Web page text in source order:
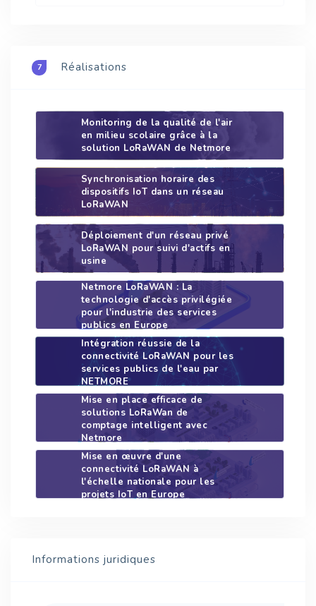
7 Réalisations
Monitoring de la qualité de l'air
en milieu scolaire grâce à la
solution LoRaWAN de Netmore
Synchronisation horaire des
dispositifs IoT dans un réseau
LoRaWAN
Déploiement d'un réseau privé
LoRaWAN pour suivi d'actifs en
usine
Netmore LoRaWAN : La
technologie d'accès privilégiée
pour l'industrie des services
publics en Europe
Intégration réussie de la
connectivité LoRaWAN pour les
services publics de l'eau par
NETMORE
Mise en place efficace de
solutions LoRaWan de
comptage intelligent avec
Netmore
Mise en œuvre d'une
connectivité LoRaWAN à
l'échelle nationale pour les
projets IoT en Europe
Informations juridiques